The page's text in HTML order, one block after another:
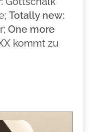
Totally new:
One more
kommt zu